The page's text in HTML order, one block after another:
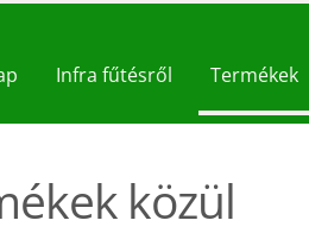
Infra fűtésről Termékek
közül